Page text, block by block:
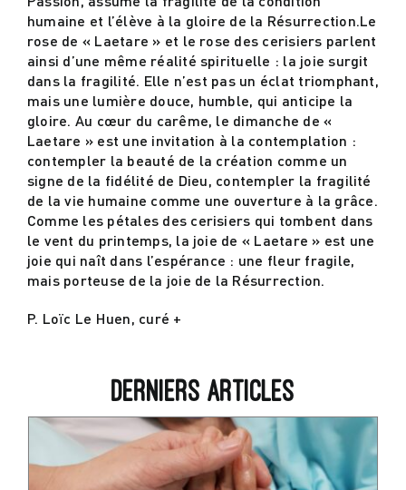
humaine et l’élève à la gloire de la Résurrection.Le
rose de « Laetare » et le rose des cerisiers parlent
ainsi d’une même réalité spirituelle : la joie surgit
dans la fragilité. Elle n’est pas un éclat triomphant,
mais une lumière douce, humble, qui anticipe la
gloire. Au cœur du carême, le dimanche de «
Laetare » est une invitation à la contemplation :
contempler la beauté de la création comme un
signe de la fidélité de Dieu, contempler la fragilité
de la vie humaine comme une ouverture à la grâce.
Comme les pétales des cerisiers qui tombent dans
le vent du printemps, la joie de « Laetare » est une
joie qui naît dans l’espérance : une fleur fragile,
mais porteuse de la joie de la Résurrection.
P. Loïc Le Huen, curé +
Derniers articles